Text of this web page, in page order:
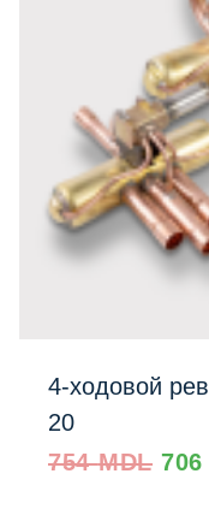
4-ходовой
20
754MDL 706